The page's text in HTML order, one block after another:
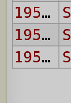
1952/53
1953/54
1953/54